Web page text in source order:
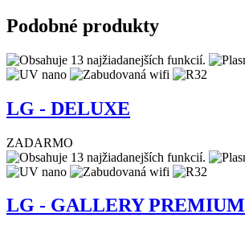
Podobné produkty
LG - DELUXE
ZADARMO
LG - GALLERY PREMIUM